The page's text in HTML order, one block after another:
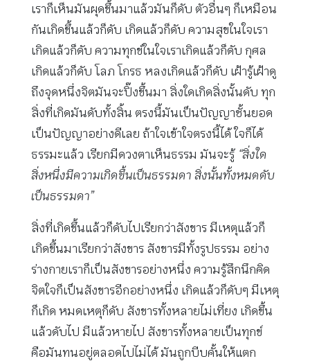
เราก็เห็นมันผุดขึ้นมาแล้วมันก็ดับ ตัวอื่นๆ ก็เหมือน
กันเกิดขึ้นแล้วก็ดับ เกิดแล้วก็ดับ ความสุขในใจเรา
เกิดแล้วก็ดับ ความทุกข์ในใจเราเกิดแล้วก็ดับ กุศล
เกิดแล้วก็ดับ โลภ โกรธ หลงเกิดแล้วก็ดับ เฝ้ารู้เฝ้าดู
ถึงจุดหนึ่งจิตมันจะปิ๊งขึ้นมา สิ่งใดเกิดสิ่งนั้นดับ ทุก
สิ่งที่เกิดมันดับทั้งสิ้น ตรงนี้มันเป็นปัญญาชั้นยอด
เป็นปัญญาอย่างดีเลย ถ้าใจเข้าใจตรงนี้ได้ ใจก็ได้
ธรรมะแล้ว เรียกมีดวงตาเห็นธรรม มันจะรู้“สิ่งใด
สิ่งหนึ่งมีความเกิดขึ้นเป็นธรรมดา สิ่งนั้นทั้งหมดดับ
เป็นธรรมดา”
สิ่งที่เกิดขึ้นแล้วก็ดับไปเรียกว่าสังขาร มีเหตุแล้วก็
เกิดขึ้นมาเรียกว่าสังขาร สังขารมีทั้งรูปธรรม อย่าง
ร่างกายเราก็เป็นสังขารอย่างหนึ่ง ความรู้สึกนึกคิด
จิตใจก็เป็นสังขารอีกอย่างหนึ่ง เกิดแล้วก็ดับๆ มีเหตุ
ก็เกิด หมดเหตุก็ดับ สังขารทั้งหลายไม่เที่ยง เกิดขึ้น
แล้วดับไป มีแล้วหายไป สังขารทั้งหลายเป็นทุกข์
คือมันทนอยู่ตลอดไปไม่ได้ มันถูกบีบคั้นให้แตก